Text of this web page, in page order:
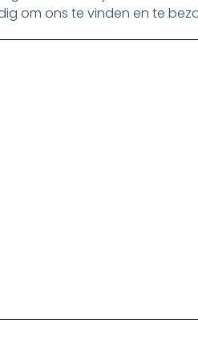
om ons te vinden en te